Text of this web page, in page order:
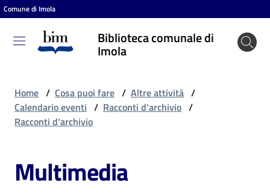
Vai al contenuto
Vai alla navigazione
Vai al footer
Comune di Imola
Biblioteca comunale di
Imola
Biblioteca
comunale
Cosa
Home / Cosa puoi fare / Altre attività /
Calendario eventi / Racconti d'archivio /
Racconti d'archivio
Multimedia